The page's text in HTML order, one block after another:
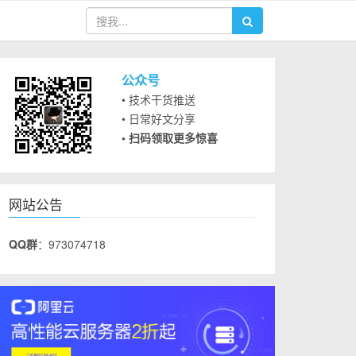
公众号
• 技术干货推送
• 日常好文分享
• 扫码领取更多惊喜
网站公告
QQ群：973074718